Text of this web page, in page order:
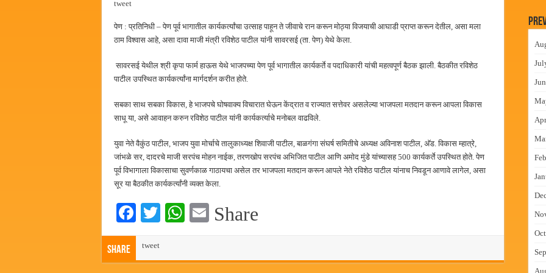
हर घर तिरंगा अभियानासंदर्भात पनवेलमध्ये बैठक
छत्रपती शिवाजी महाराज महाराजस्व समाधान शिबिरास पनवेलमध्ये उत्स्फूर्त प्रतिसाद
tweet
पेण : प्रतिनिधी – पेण पूर्व भागातील कार्यकर्त्यांचा उत्साह पाहून ते जीवाचे रान करून मोठ्या विजयाची आघाडी प्राप्त करून देतील, असा मला
ठाम विश्वास आहे, असा दावा माजी मंत्री रविशेठ पाटील यांनी सावरसई (ता. पेण) येथे केला.
सावरसई येथील श्री कृपा फार्म हाऊस येथे भाजपच्या पेण पूर्व भागातील कार्यकर्ते व पदाधिकारी यांची महत्वपूर्ण बैठक झाली. बैठकीत रविशेठ
पाटील उपस्थित कार्यकर्त्यांना मार्गदर्शन करीत होते.
सबका साथ सबका विकास, हे भाजपचे घोषवाक्य विचारात घेऊन केंद्रात व राज्यात सत्तेवर असलेल्या भाजपला मतदान करून आपला विकास
साधू या, असे आवाहन करुन रविशेठ पाटील यांनी कार्यकर्त्याचे मनोबल वाढविले.
युवा नेते वैकुंठ पाटील, भाजप युवा मोर्चाचे तालुकाध्यक्ष शिवाजी पाटील, बाळगंगा संघर्ष समितीचे अध्यक्ष अविनाश पाटील, अ‍ॅड. विकास म्हात्रे,
जांभळे सर, दादरचे माजी सरपंच मोहन नाईक, तरणखोप सरपंच अभिजित पाटील आणि अमोद मुंडे यांच्यासह 500 कार्यकर्ते उपस्थित होते. पेण
पूर्व विभागाला विकासाचा सुवर्णकाळ गाठायचा असेल तर भाजपला मतदान करून आपले नेते रविशेठ पाटील यांनाच निवडून आणावे लागेल, असा
सूर या बैठकीत कार्यकर्त्यांनी व्यक्त केला.
Fa
bo
T
W E
Share
Share tweet